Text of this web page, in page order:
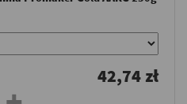
42,74 zł